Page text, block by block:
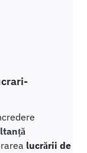
lucrării de